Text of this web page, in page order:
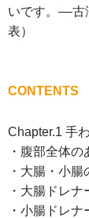
いです。––
表）
CONTENTS
Chapter.1 手
・腹部全体の
・大腸・小
・大腸ドレナ
・小腸ドレナ